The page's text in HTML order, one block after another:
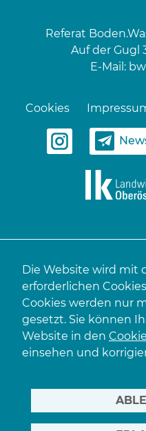
Referat
Auf der Gugl
E-Mail:
Cookies
Die Website wird mit
erforderlichen
Cookies werden nur
gesetzt. Sie können
Website in den
einsehen und